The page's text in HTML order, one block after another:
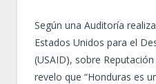
Según una Auditoría
Estados Unidos para el
(USAID), sobre
revelo que “Honduras es